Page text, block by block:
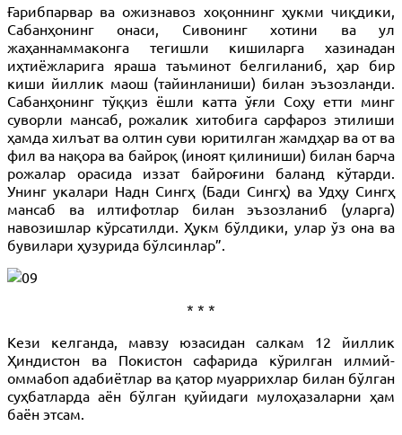
Ғарибпарвар ва ожизнавоз хоқоннинг ҳукми чиқдики,
Сабанҳонинг онаси, Сивонинг хотини ва ул
жаҳаннаммаконга тегишли кишиларга хазинадан
иҳтиёжларига яраша таъминот белгиланиб, ҳар бир
киши йиллик маош (тайинланиши) билан эъзозланди.
Сабанҳонинг тўққиз ёшли катта ўғли Соҳу етти минг
суворли мансаб, рожалик хитобига сарфароз этилиши
ҳамда хилъат ва олтин суви юритилган жамдҳар ва от ва
фил ва нақора ва байроқ (иноят қилиниши) билан барча
рожалар орасида иззат байроғини баланд кўтарди.
Унинг укалари Надн Сингҳ (Бади Сингҳ) ва Удҳу Сингҳ
мансаб ва илтифотлар билан эъзозланиб (уларга)
навозишлар кўрсатилди. Ҳукм бўлдики, улар ўз она ва
бувилари ҳузурида бўлсинлар”.
* * *
Кези келганда, мавзу юзасидан салкам 12 йиллик
Ҳиндистон ва Покистон сафарида кўрилган илмий-
оммабоп адабиётлар ва қатор муаррихлар билан бўлган
суҳбатларда аён бўлган қуйидаги мулоҳазаларни ҳам
баён этсам.